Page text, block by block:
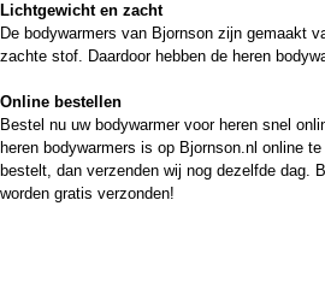
Lichtgewicht en zacht
De bodywarmers van Bjornson zijn gemaakt
zachte stof. Daardoor hebben de heren
Online bestellen
Bestel nu uw bodywarmer voor heren snel
heren bodywarmers is op Bjornson.nl online
bestelt, dan verzenden wij nog dezelfde dag.
worden gratis verzonden!